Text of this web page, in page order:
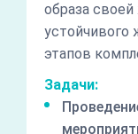
образа
устойчивого
этапов
Задачи: